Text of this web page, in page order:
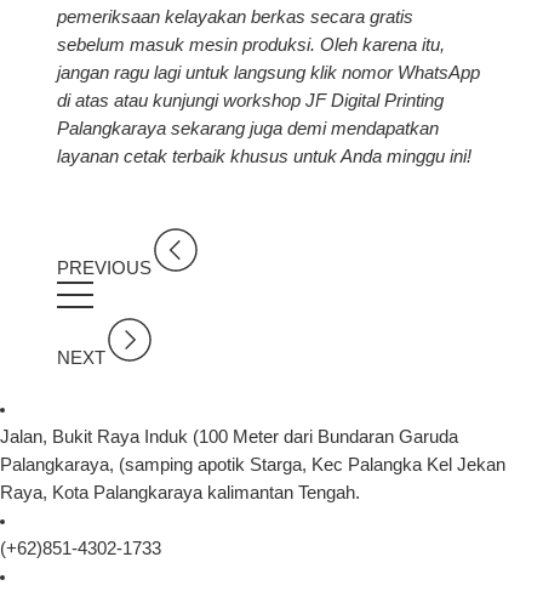
pemeriksaan kelayakan berkas secara gratis
sebelum masuk mesin produksi. Oleh karena itu,
jangan ragu lagi untuk langsung klik nomor WhatsApp
di atas atau kunjungi workshop JF Digital Printing
Palangkaraya sekarang juga demi mendapatkan
layanan cetak terbaik khusus untuk Anda minggu ini!
PREVIOUS
NEXT
Jalan, Bukit Raya Induk (100 Meter dari Bundaran Garuda
Palangkaraya, (samping apotik Starga, Kec Palangka Kel Jekan
Raya, Kota Palangkaraya kalimantan Tengah.
(+62)851-4302-1733